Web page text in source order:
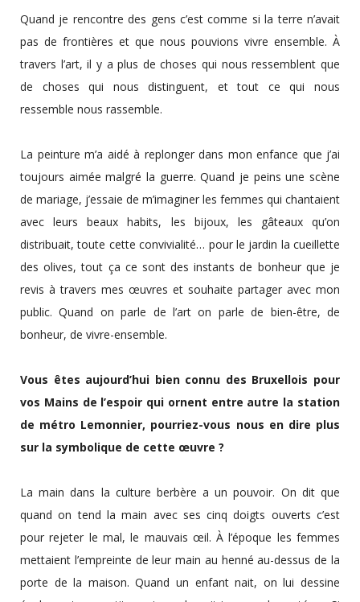
Quand je rencontre des gens c’est comme si la terre n’avait
pas de frontières et que nous pouvions vivre ensemble. À
travers l’art, il y a plus de choses qui nous ressemblent que
de choses qui nous distinguent, et tout ce qui nous
ressemble nous rassemble.
La peinture m’a aidé à replonger dans mon enfance que j’ai
toujours aimée malgré la guerre. Quand je peins une scène
de mariage, j’essaie de m’imaginer les femmes qui chantaient
avec leurs beaux habits, les bijoux, les gâteaux qu’on
distribuait, toute cette convivialité… pour le jardin la cueillette
des olives, tout ça ce sont des instants de bonheur que je
revis à travers mes œuvres et souhaite partager avec mon
public. Quand on parle de l’art on parle de bien-être, de
bonheur, de vivre-ensemble.
Vous êtes aujourd’hui bien connu des Bruxellois pour
vos Mains de l’espoir qui ornent entre autre la station
de métro Lemonnier, pourriez-vous nous en dire plus
sur la symbolique de cette œuvre ?
La main dans la culture berbère a un pouvoir. On dit que
quand on tend la main avec ses cinq doigts ouverts c’est
pour rejeter le mal, le mauvais œil. À l’époque les femmes
mettaient l’empreinte de leur main au henné au-dessus de la
porte de la maison. Quand un enfant nait, on lui dessine